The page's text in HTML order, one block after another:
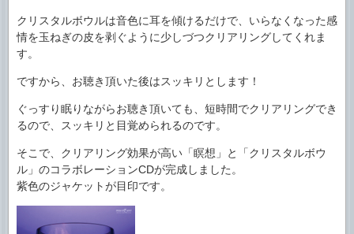
クリスタルボウルは音色に耳を傾けるだけで、いらなくなった感
情を玉ねぎの皮を剥ぐように少しづつクリアリングしてくれま
す。
ですから、お聴き頂いた後はスッキリとします！
ぐっすり眠りながらお聴き頂いても、短時間でクリアリングでき
るので、スッキリと目覚められるのです。
そこで、クリアリング効果が高い「瞑想」と「クリスタルボウ
ル」のコラボレーションCDが完成しました。
紫色のジャケットが目印です。